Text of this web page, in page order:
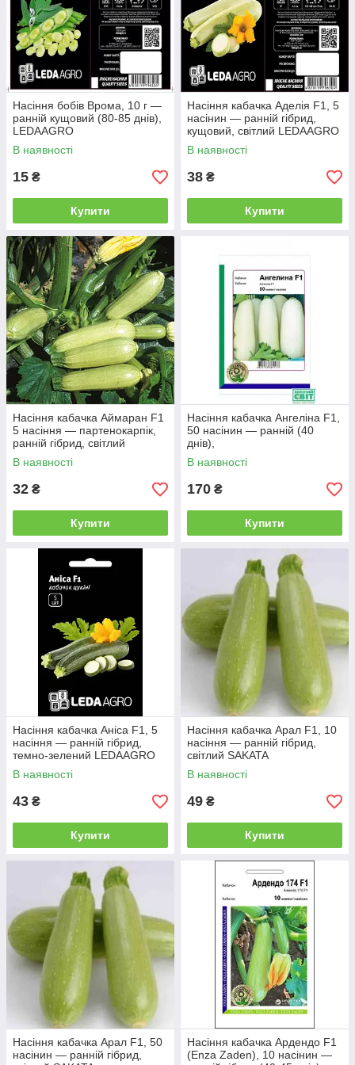
Насіння бобів Врома, 10 г —
ранній кущовий (80-85 днів),
LEDAAGRO
В наявності
15 ₴
Купити
Насіння кабачка Аделія F1, 5
насінин — ранній гібрид,
кущовий, світлий LEDAAGRO
В наявності
38 ₴
Купити
Насіння кабачка Аймаран F1
5 насіння — партенокарпік,
ранній гібрид, світлий
В наявності
32 ₴
Купити
Насіння кабачка Ангеліна F1,
50 насінин — ранній (40
днів),
В наявності
170 ₴
Купити
Насіння кабачка Аніса F1, 5
насіння — ранній гібрид,
темно-зелений LEDAAGRO
В наявності
43 ₴
Купити
Насіння кабачка Арал F1, 10
насіння — ранній гібрид,
світлий SAKATA
В наявності
49 ₴
Купити
Насіння кабачка Арал F1, 50
насінин — ранній гібрид,
Насіння кабачка Ардендо F1
(Enza Zaden), 10 насінин —